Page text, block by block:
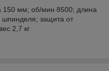
150 мм; об/мин 8500; длина
шпинделя; защита от
2,7 кг